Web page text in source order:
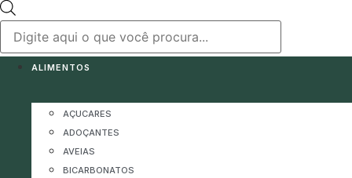
produtos
ALIMENTOS
AÇUCARES
ADOÇANTES
AVEIAS
BICARBONATOS